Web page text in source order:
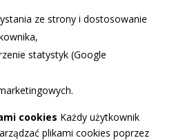
ze strony i dostosowanie
statystyk (Google
cookies Każdy użytkownik
plikami cookies poprzez